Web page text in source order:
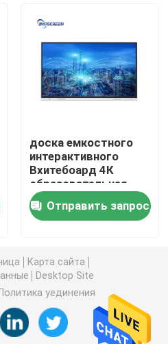
Whiteboard
взаимодействующее
панель
Whiteboard
доска емкостного
интерактивного
Вхитебоард 4К
образовательная
умная для учить
Отправить запрос
Карта сайта
Desktop Site
Политика уединения